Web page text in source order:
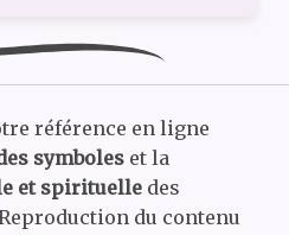
référence en ligne
symboleset la
et spirituelledes
du contenu